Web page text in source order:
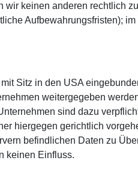
wir keinen anderen rechtlich
Aufbewahrungsfristen);
Sitz in den USA
weitergegeben
sind dazu
hiergegen gerichtlich
befindlichen Daten zu
keinen Einfluss.